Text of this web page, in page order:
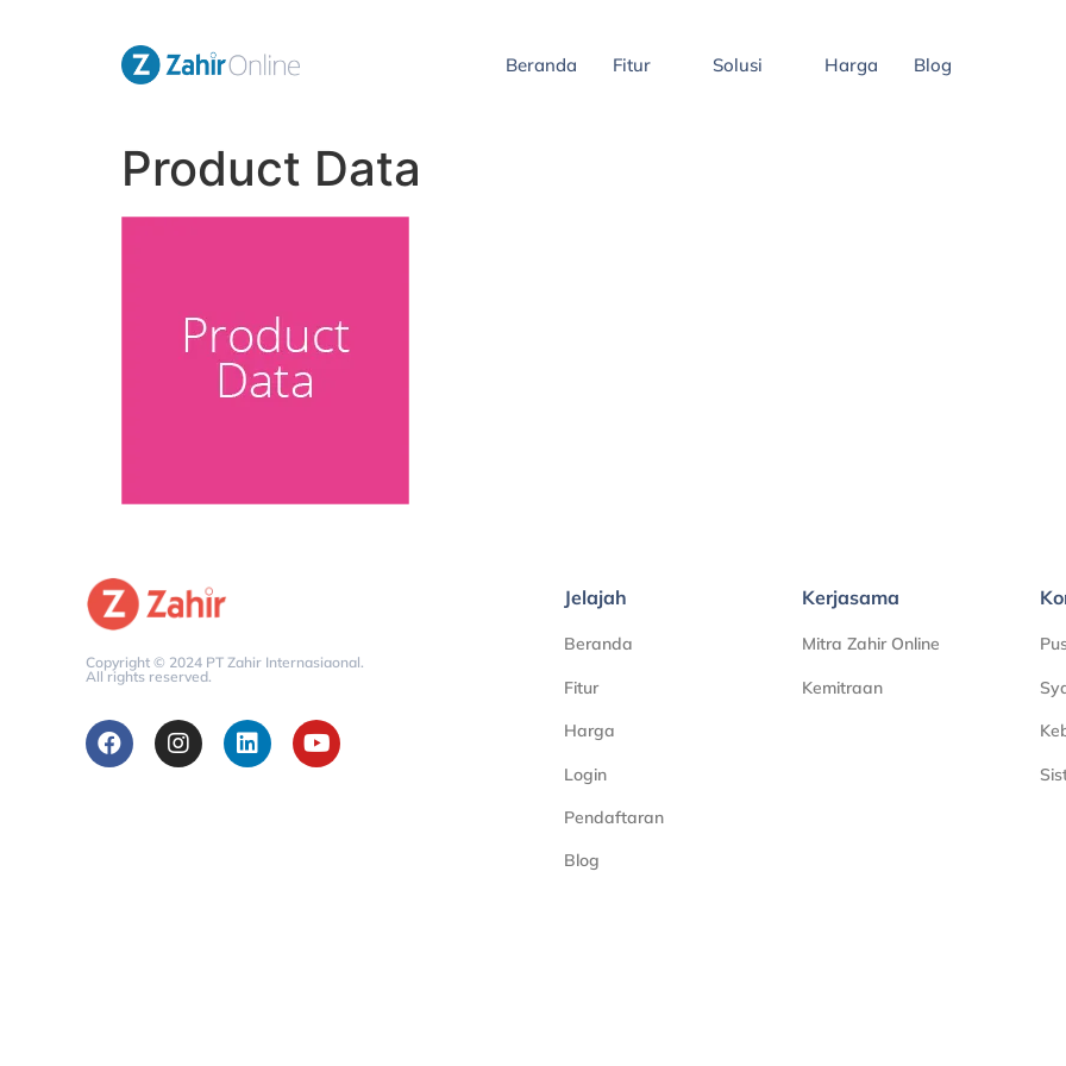
Beranda Fitur Solusi Harga Blog
Product Data
Copyright © 2024 PT Zahir Internasiaonal.
All rights reserved.
Jelajah
Beranda
Fitur
Harga
Login
Pendaftaran
Blog
Kerjasama
Mitra Zahir Online
Kemitraan